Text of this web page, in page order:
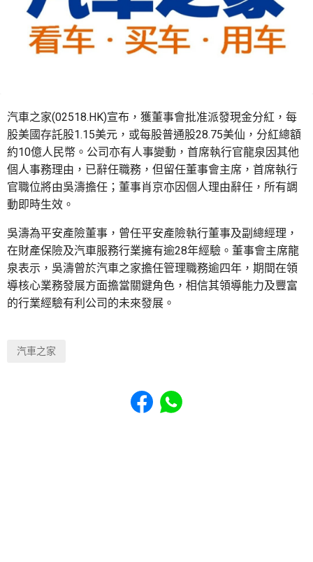
汽車之家(02518.HK)宣布，獲董事會批准派發現金分紅，每
股美國存託股1.15美元，或每股普通股28.75美仙，分紅總額
約10億人民幣。公司亦有人事變動，首席執行官龍泉因其他
個人事務理由，已辭任職務，但留任董事會主席，首席執行
官職位將由吳濤擔任；董事肖京亦因個人理由辭任，所有調
動即時生效。
吳濤為平安產險董事，曾任平安產險執行董事及副總經理，
在財產保險及汽車服務行業擁有逾28年經驗。董事會主席龍
泉表示，吳濤曾於汽車之家擔任管理職務逾四年，期間在領
導核心業務發展方面擔當關鍵角色，相信其領導能力及豐富
的行業經驗有利公司的未來發展。
汽車之家
Share to Facebook
Share to WhatsApp